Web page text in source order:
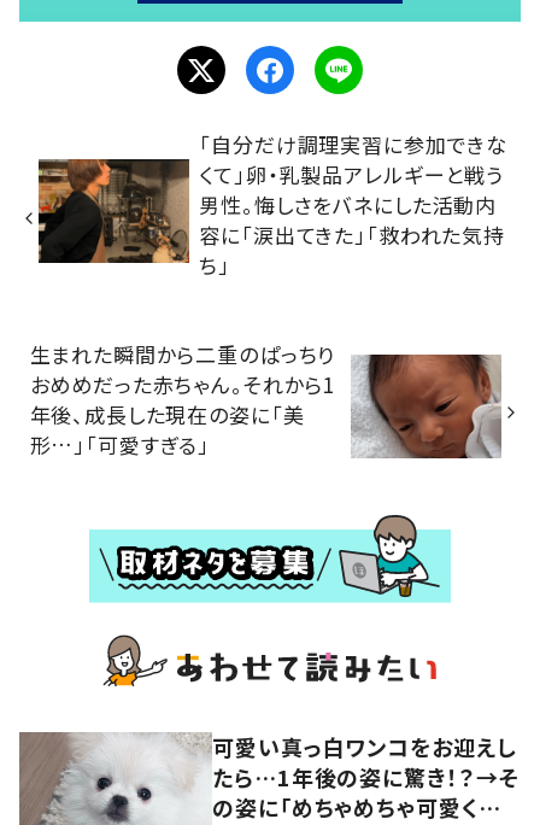
「自分だけ調理実習に参加できな
くて」卵・乳製品アレルギーと戦う
男性。悔しさをバネにした活動内
容に「涙出てきた」「救われた気持
ち」
生まれた瞬間から二重のぱっちり
おめめだった赤ちゃん。それから1
年後、成長した現在の姿に「美
形…」「可愛すぎる」
可愛い真っ白ワンコをお迎えし
たら…1年後の姿に驚き！？→そ
の姿に「めちゃめちゃ可愛くて